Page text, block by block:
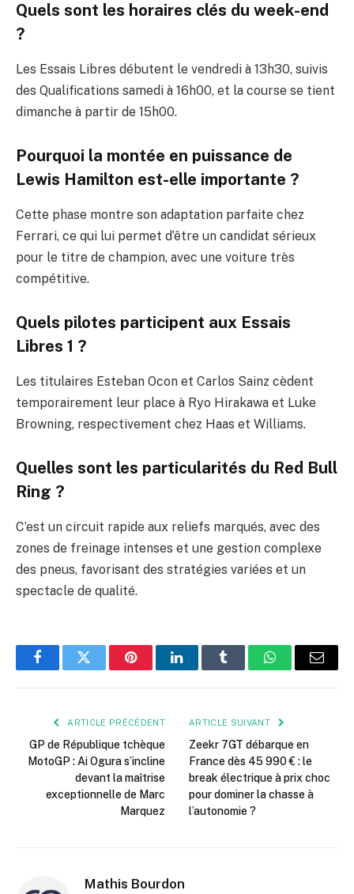
Quels sont les horaires clés du week-end
?
Les Essais Libres débutent le vendredi à 13h30, suivis
des Qualifications samedi à 16h00, et la course se tient
dimanche à partir de 15h00.
Pourquoi la montée en puissance de
Lewis Hamilton est-elle importante ?
Cette phase montre son adaptation parfaite chez
Ferrari, ce qui lui permet d’être un candidat sérieux
pour le titre de champion, avec une voiture très
compétitive.
Quels pilotes participent aux Essais
Libres 1 ?
Les titulaires Esteban Ocon et Carlos Sainz cèdent
temporairement leur place à Ryo Hirakawa et Luke
Browning, respectivement chez Haas et Williams.
Quelles sont les particularités du Red Bull
Ring ?
C’est un circuit rapide aux reliefs marqués, avec des
zones de freinage intenses et une gestion complexe
des pneus, favorisant des stratégies variées et un
spectacle de qualité.
FacebookTwitter PinterestLinkedInTumblr WhatsApp
E-
ARTICLE PRÉCÉDENT
GP de République tchèque
MotoGP : Ai Ogura s’incline
devant la maîtrise
exceptionnelle de Marc
Marquez
ARTICLE SUIVANT
Zeekr 7GT débarque en
France dès 45 990 € : le
break électrique à prix choc
pour dominer la chasse à
l’autonomie ?
Mathis Bourdon